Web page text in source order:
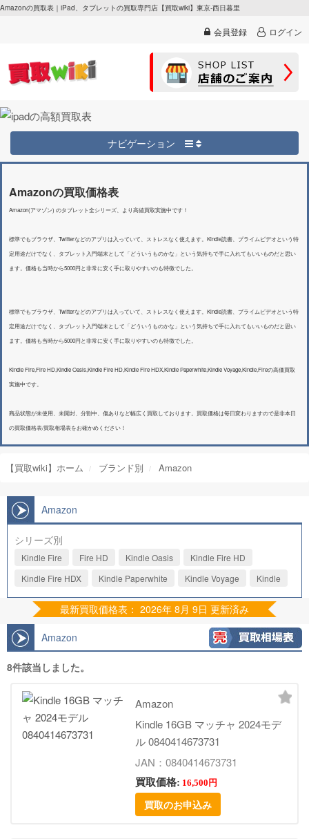
Amazonの買取表｜iPad、タブレットの買取専門店【買取wiki】東京-西日暮里
会員登録 ログイン
ナビゲーション
Amazonの買取価格表
Amazon(アマゾン) のタブレット全シリーズ、より高値買取実施中です！
標準でもブラウザ、Twitterなどのアプリは入っていて、ストレスなく使えます。Kindle読書、プライムビデオという特
定用途だけでなく、タブレット入門端末として「どういうものかな」という気持ちで手に入れてもいいものだと思い
ます。価格も当時から5000円と非常に安く手に取りやすいのも特徴でした。
標準でもブラウザ、Twitterなどのアプリは入っていて、ストレスなく使えます。Kindle読書、プライムビデオという特
定用途だけでなく、タブレット入門端末として「どういうものかな」という気持ちで手に入れてもいいものだと思い
ます。価格も当時から5000円と非常に安く手に取りやすいのも特徴でした。
Kindle Fire,Fire HD,Kindle Oasis,Kindle Fire HD,Kindle Fire HDX,Kindle Paperwhite,Kindle Voyage,Kindle,Fireの高価買取
実施中です。
商品状態が未使用、未開封、分割中、傷ありなど幅広く買取しております。買取価格は毎日変わりますので是非本日
の買取価格表/買取相場表をお確かめください！
【買取wiki】ホーム ブランド別 Amazon
Amazon
シリーズ別
Kindle Fire Fire HD Kindle Oasis
Kindle Fire HD
Kindle Fire HDX
Kindle Paperwhite Kindle Voyage Kindle
最新買取価格表： 2026年 8月 9日 更新済み
Amazon
8件該当しました。
Amazon
Kindle 16GB マッチャ 2024モデ
ル 0840414673731
JAN：0840414673731
買取価格: 16,500円
買取のお申込み